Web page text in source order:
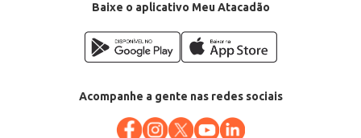
Baixe o aplicativo Meu Atacadão
Acompanhe a gente nas redes sociais